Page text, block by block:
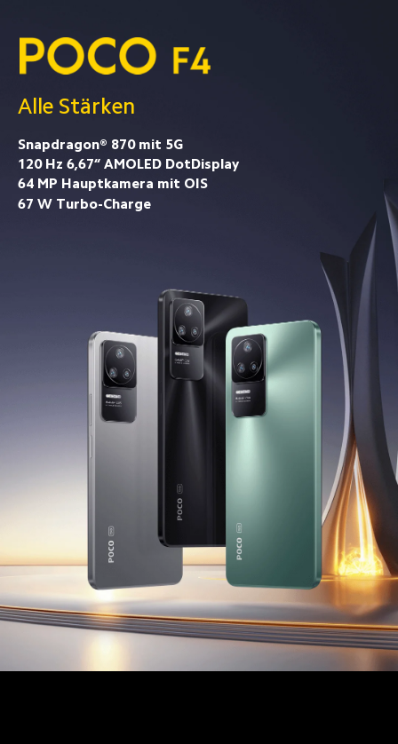
Alle Stärken
Snapdragon® 870 mit 5G
120 Hz 6,67“ AMOLED DotDisplay
64 MP Hauptkamera mit OIS
67 W Turbo-Charge